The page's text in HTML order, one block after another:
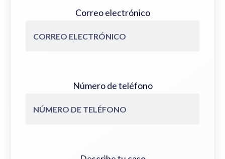
Correo electrónico
Número de teléfono